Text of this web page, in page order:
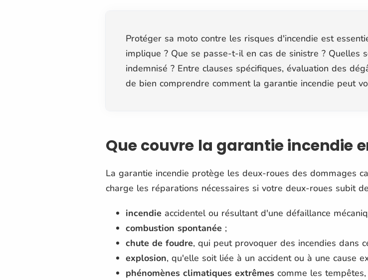
Protéger sa moto contre les risques d'incendie est
implique ? Que se passe-t-il en cas de sinistre ? Quelles
indemnisé ? Entre clauses spécifiques, évaluation des
de bien comprendre comment la garantie incendie peut
Que couvre la garantie incendie
La garantie incendie protège les deux-roues des dommages
charge les réparations nécessaires si votre deux-roues subit
incendie accidentel ou résultant d'une défaillance
combustion spontanée ;
chute de foudre, qui peut provoquer des incendies dans
explosion, qu'elle soit liée à un accident ou à une cause
phénomènes climatiques extrêmes comme les